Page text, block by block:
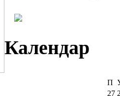
Календар
П
27